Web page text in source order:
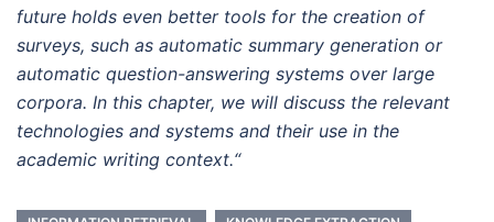
future holds even better tools for the creation of
surveys, such as automatic summary generation or
automatic question-answering systems over large
corpora. In this chapter, we will discuss the relevant
technologies and systems and their use in the
academic writing context.“